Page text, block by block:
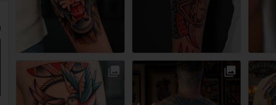
Wolna sesja
11.08.2026
Łódź
12.08.2026
13
Wolna sesja
13